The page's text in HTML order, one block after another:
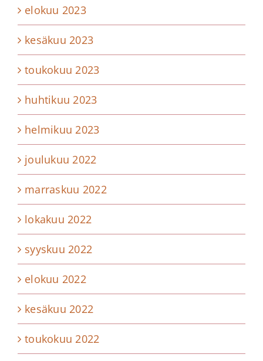
elokuu 2023
kesäkuu 2023
toukokuu 2023
huhtikuu 2023
helmikuu 2023
joulukuu 2022
marraskuu 2022
lokakuu 2022
syyskuu 2022
elokuu 2022
kesäkuu 2022
toukokuu 2022